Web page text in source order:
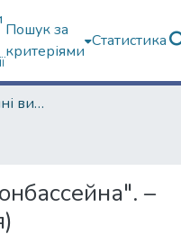
Пошук за
критеріями
Статистика
Харківські періодичні видання
–